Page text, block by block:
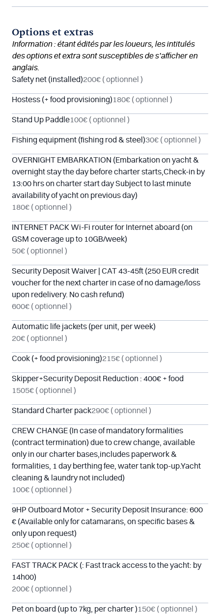
Options et extras
Information : étant édités par les loueurs, les intitulés
des options et extra sont susceptibles de s’afficher en
anglais.
Safety net (installed)200€ ( optionnel )
Hostess (+ food provisioning)180€ ( optionnel )
Stand Up Paddle100€ ( optionnel )
Fishing equipment (fishing rod & steel)30€ ( optionnel )
OVERNIGHT EMBARKATION (Embarkation on yacht &
overnight stay the day before charter starts,Check-in by
13:00 hrs on charter start day Subject to last minute
availability of yacht on previous day)
180€ ( optionnel )
INTERNET PACK Wi-Fi router for Internet aboard (on
GSM coverage up to 10GB/week)
50€ ( optionnel )
Security Deposit Waiver | CAT 43-45ft (250 EUR credit
voucher for the next charter in case of no damage/loss
upon redelivery. No cash refund)
600€ ( optionnel )
Automatic life jackets (per unit, per week)
20€ ( optionnel )
Cook (+ food provisioning)215€ ( optionnel )
Skipper+Security Deposit Reduction : 400€ + food
1505€ ( optionnel )
Standard Charter pack290€ ( optionnel )
CREW CHANGE (In case of mandatory formalities
(contract termination) due to crew change, available
only in our charter bases,includes paperwork &
formalities, 1 day berthing fee, water tank top-up.Yacht
cleaning & laundry not included)
100€ ( optionnel )
9HP Outboard Motor + Security Deposit Insurance: 600
€ (Available only for catamarans, on specific bases &
only upon request)
250€ ( optionnel )
FAST TRACK PACK (: Fast track access to the yacht: by
14h00)
200€ ( optionnel )
Pet on board (up to 7kg, per charter )150€ ( optionnel )